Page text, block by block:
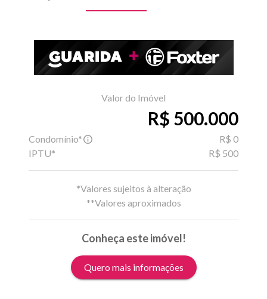
Valor do Imóvel
R$ 500.000
Condomínio*
R$ 0
IPTU*
R$ 500
*Valores sujeitos à alteração
**Valores aproximados
Conheça este imóvel!
Quero mais informações